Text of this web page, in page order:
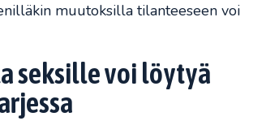
muutoksilla tilanteeseen voi
seksille voi löytyä